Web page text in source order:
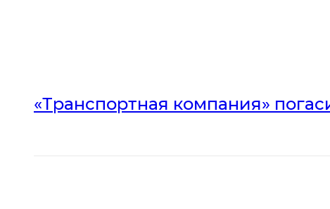
«Транспортная компания»